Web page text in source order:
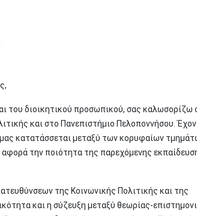
του διοικητικού προσωπικού, σας καλωσορίζω
και στο Πανεπιστήμιο Πελοποννήσου.
μας κατατάσσεται μεταξύ των κορυφαίων
την ποιότητα της παρεχόμενης
της Κοινωνικής Πολιτικής και της
και η σύζευξη μεταξύ θεωρίας-